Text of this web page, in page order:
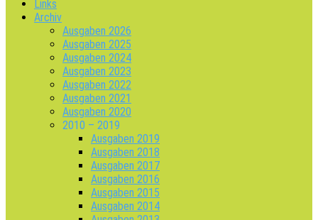
Links
Archiv
Ausgaben 2026
Ausgaben 2025
Ausgaben 2024
Ausgaben 2023
Ausgaben 2022
Ausgaben 2021
Ausgaben 2020
2010 – 2019
Ausgaben 2019
Ausgaben 2018
Ausgaben 2017
Ausgaben 2016
Ausgaben 2015
Ausgaben 2014